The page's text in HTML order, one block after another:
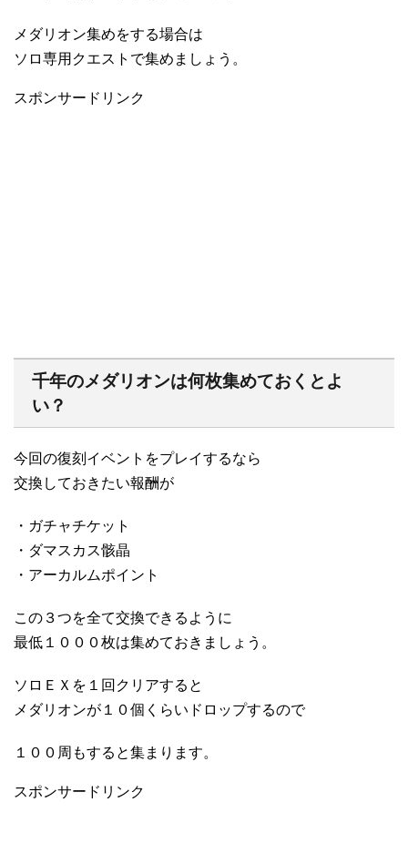
メダリオン集めをする場合は
ソロ専用クエストで集めましょう。
スポンサードリンク
千年のメダリオンは何枚集めておくとよ
い？
今回の復刻イベントをプレイするなら
交換しておきたい報酬が
・ガチャチケット
・ダマスカス骸晶
・アーカルムポイント
この３つを全て交換できるように
最低１０００枚は集めておきましょう。
ソロＥＸを１回クリアすると
メダリオンが１０個くらいドロップするので
１００周もすると集まります。
スポンサードリンク